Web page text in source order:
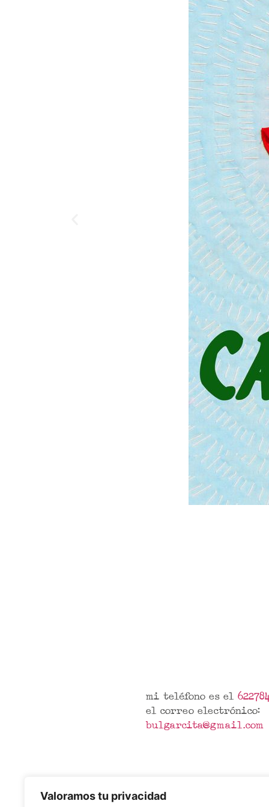
Valoramos tu privacidad
mi teléfono es el
el correo electrónico:
bulgarcita@gmail.com